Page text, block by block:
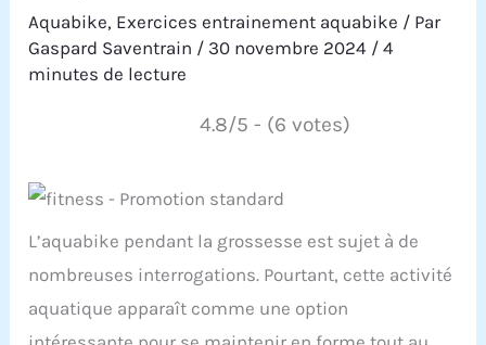
Aquabike, Exercices entrainement aquabike / Par
Gaspard Saventrain / 30 novembre 2024 /4
minutes de lecture
4.8/5 - (6 votes)
L’aquabike pendant la grossesse est sujet à de
nombreuses interrogations. Pourtant, cette activité
aquatique apparaît comme une option